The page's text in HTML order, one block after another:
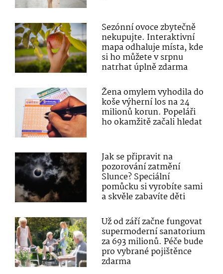
Sezónní ovoce zbytečně
nekupujte. Interaktivní
mapa odhaluje místa, kde
si ho můžete v srpnu
natrhat úplně zdarma
Žena omylem vyhodila do
koše výherní los na 24
milionů korun. Popeláři
ho okamžitě začali hledat
Jak se připravit na
pozorování zatmění
Slunce? Speciální
pomůcku si vyrobíte sami
a skvěle zabavíte děti
Už od září začne fungovat
supermoderní sanatorium
za 693 milionů. Péče bude
pro vybrané pojištěnce
zdarma